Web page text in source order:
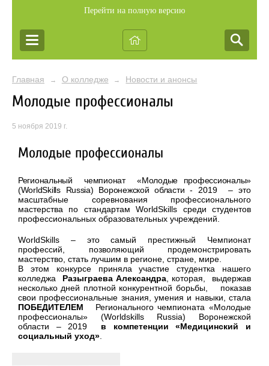
Перейти на полную версию
Главная → О колледже → Новости и анонсы
Молодые профессионалы
5 ноября 2019 г.
Молодые профессионалы
Региональный чемпионат «Молодые профессионалы»
(WorldSkills Russia) Воронежской области - 2019 – это
масштабные соревнования профессионального
мастерства по стандартам WorldSkills среди студентов
профессиональных образовательных учреждений.
WorldSkills – это самый престижный Чемпионат
профессий, позволяющий продемонстрировать
мастерство, стать лучшим в регионе, стране, мире.
В этом конкурсе приняла участие студентка нашего
колледжа Разыграева Александра , которая, выдержав
несколько дней плотной конкурентной борьбы, показав
свои профессиональные знания, умения и навыки, стала
ПОБЕДИТЕЛЕМ Регионального чемпионата «Молодые
профессионалы» (Worldskills Russia) Воронежской
области – 2019 в компетенции «Медицинский и
социальный уход»